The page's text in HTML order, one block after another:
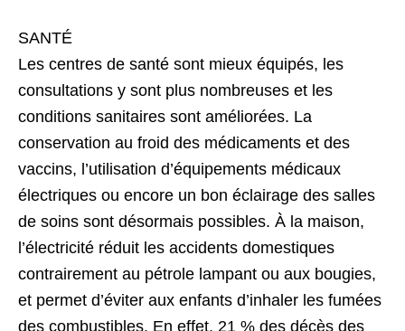
SANTÉ
Les centres de santé sont mieux équipés, les
consultations y sont plus nombreuses et les
conditions sanitaires sont améliorées. La
conservation au froid des médicaments et des
vaccins, l’utilisation d’équipements médicaux
électriques ou encore un bon éclairage des salles
de soins sont désormais possibles. À la maison,
l’électricité réduit les accidents domestiques
contrairement au pétrole lampant ou aux bougies,
et permet d’éviter aux enfants d’inhaler les fumées
des combustibles. En effet, 21 % des décès des